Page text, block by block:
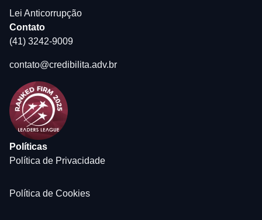
Lei Anticorrupção
Contato
(41) 3242-9009
contato@credibilita.adv.br
Políticas
Política de Privacidade
Política de Cookies